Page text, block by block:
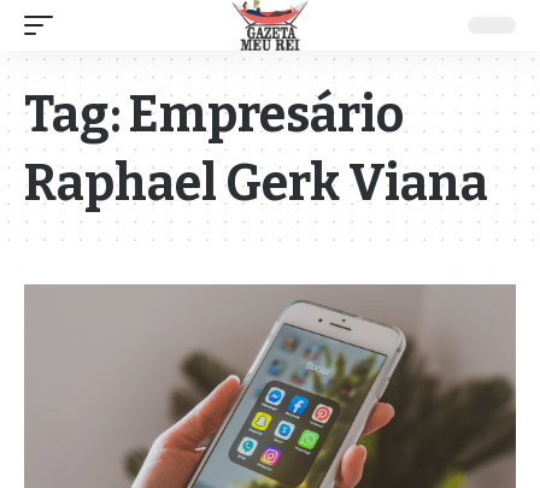
Tag:Empresário
Raphael Gerk Viana